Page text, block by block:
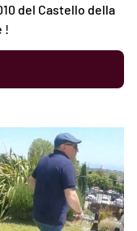
del Castello della
!